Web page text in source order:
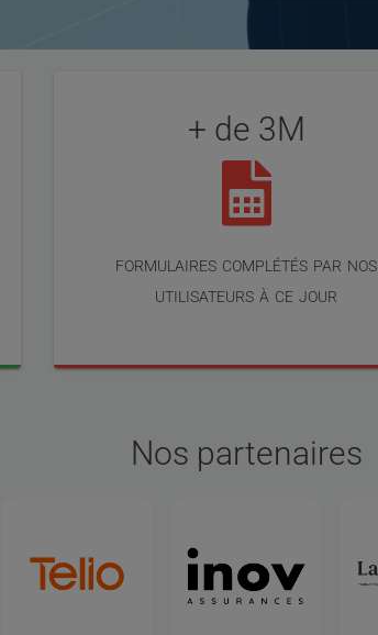
+ de 3M
formulaires complétés par nos
utilisateurs à ce jour
Nos partenaires